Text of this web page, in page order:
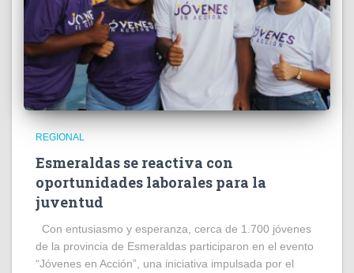
REGIONAL
Esmeraldas se reactiva con
oportunidades laborales para la
juventud
Con entusiasmo y esperanza, cerca de 1.700 jóvenes
de la provincia de Esmeraldas participaron en el evento
“Jóvenes en Acción”, una iniciativa impulsada por el